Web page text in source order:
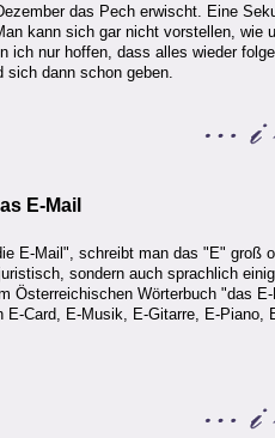
das Pech erwischt. Eine
kann sich gar nicht vorstellen,
ich nur hoffen, dass alles wieder
sich dann schon geben.
E-Mail
E-Mail", schreibt man das "E" groß
sondern auch sprachlich
Österreichischen Wörterbuch "das
E-Card, E-Musik, E-Gitarre, E-Piano,